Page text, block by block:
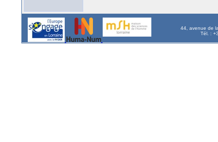
44, avenue de
Tél. :